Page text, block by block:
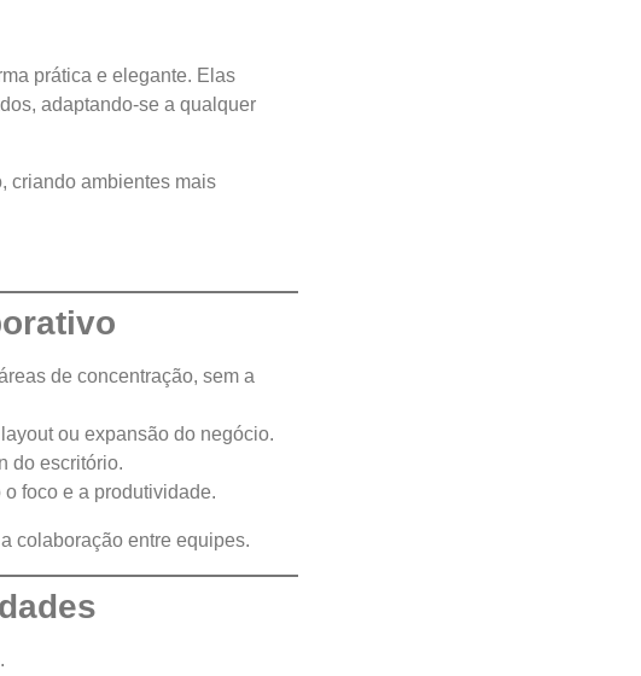
prática e elegante. Elas
adaptando-se a qualquer
criando ambientes mais
de concentração, sem a
ou expansão do negócio.
do escritório.
foco e a produtividade.
colaboração entre equipes.